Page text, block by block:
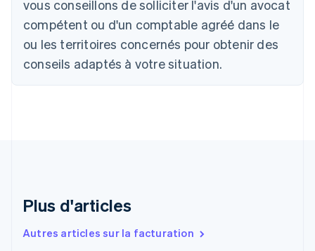
vous conseillons de solliciter l'avis d'un avocat
compétent ou d'un comptable agréé dans le
ou les territoires concernés pour obtenir des
conseils adaptés à votre situation.
Plus d'articles
Autres articles sur la facturation
Bulgarie
English
Canada
English Français
Chine continentale
Espagne
Estonie